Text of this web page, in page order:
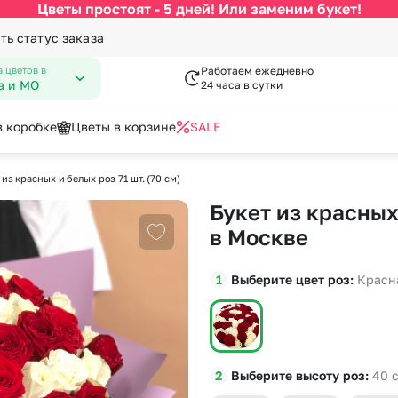
Цветы простоят - 5 дней! Или заменим букет!
статус заказа
цветов в
и МО
Работаем ежедневно
24 часа в сутки
роза
По виду цветка
Распродажа
Букеты от 4000 руб.
Букеты 2500 - 4000 руб.
Февраля
День Учителя
Новый Год
Пасха
Последний звонок
Повышение
Белые розы
Кремовые розы
Малиновые розы
Разноцветные розы
Розовые розы
Конфеты к букетам
коробке Цветы в корзине SALE
из красных и белых роз 71 шт. (70 см)
Добавить в избранное
Букет из
в Москве
Выберите цвет роз
Выберите высоту роз 40